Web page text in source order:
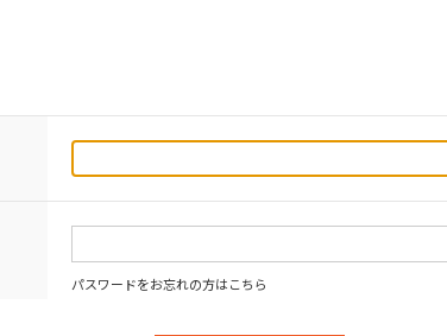
パスワードをお忘れの方はこちら